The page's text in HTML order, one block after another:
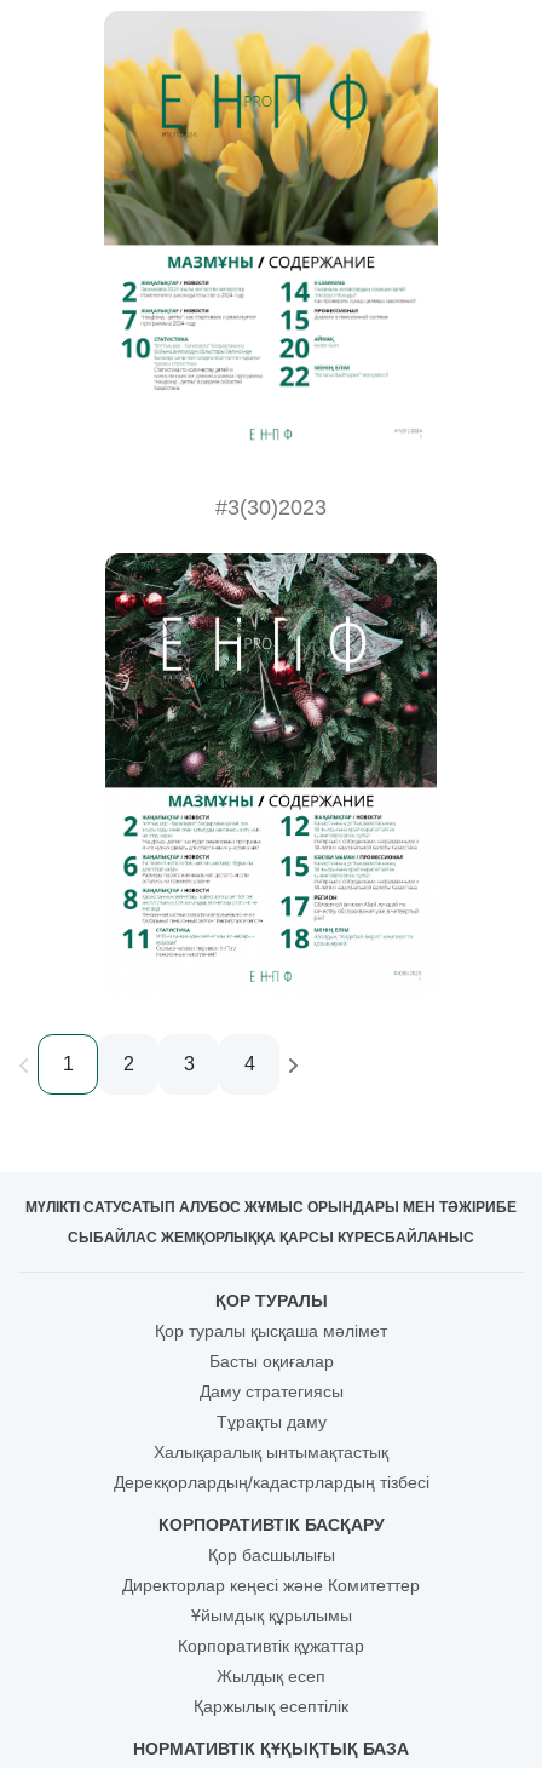
#3(30)2023
1 2 3 4
МҮЛІКТІ САТУСАТЫП АЛУБОС ЖҰМЫС ОРЫНДАРЫ МЕН ТӘЖІРИБЕ
СЫБАЙЛАС ЖЕМҚОРЛЫҚҚА ҚАРСЫ КҮРЕС БАЙЛАНЫС
ҚОР ТУРАЛЫ
Қор туралы қысқаша мәлімет
Басты оқиғалар
Даму стратегиясы
Тұрақты даму
Халықаралық ынтымақтастық
Дерекқорлардың/кадастрлардың тізбесі
КОРПОРАТИВТІК БАСҚАРУ
Қор басшылығы
Директорлар кеңесі және Комитеттер
Ұйымдық құрылымы
Корпоративтік құжаттар
Жылдық есеп
Қаржылық есептілік
НОРМАТИВТІК ҚҰҚЫҚТЫҚ БАЗА